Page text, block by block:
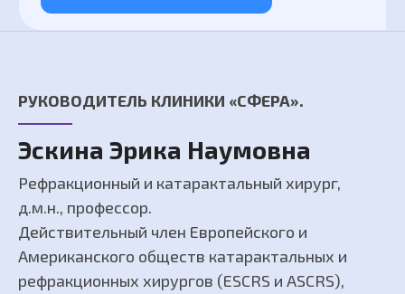
РУКОВОДИТЕЛЬ КЛИНИКИ «СФЕРА».
Эскина Эрика Наумовна
Рефракционный и катарактальный хирург,
д.м.н., профессор.
Действительный член Европейского и
Американского обществ катарактальных и
рефракционных хирургов (ESCRS и ASCRS),